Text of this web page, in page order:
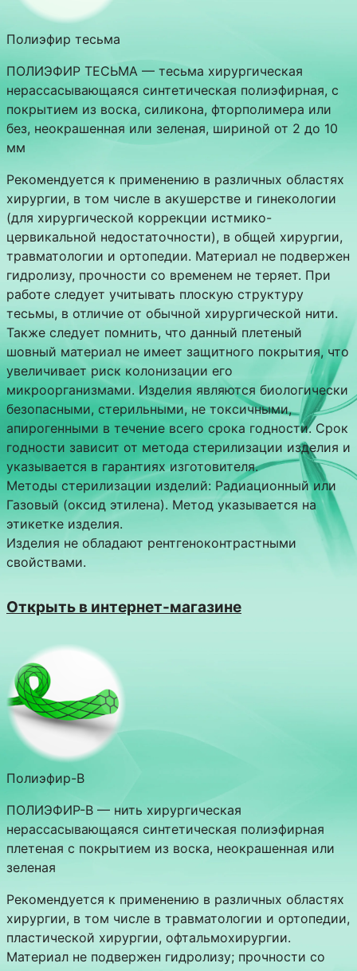
Полиэфир тесьма
ПОЛИЭФИР ТЕСЬМА — тесьма хирургическая
нерассасывающаяся синтетическая полиэфирная, с
покрытием из воска, силикона, фторполимера или
без, неокрашенная или зеленая, шириной от 2 до 10
мм
Рекомендуется к применению в различных областях
хирургии, в том числе в акушерстве и гинекологии
(для хирургической коррекции истмико-
цервикальной недостаточности), в общей хирургии,
травматологии и ортопедии. Материал не подвержен
гидролизу, прочности со временем не теряет. При
работе следует учитывать плоскую структуру
тесьмы, в отличие от обычной хирургической нити.
Также следует помнить, что данный плетеный
шовный материал не имеет защитного покрытия, что
увеличивает риск колонизации его
микроорганизмами. Изделия являются биологически
безопасными, стерильными, не токсичными,
апирогенными в течение всего срока годности. Срок
годности зависит от метода стерилизации изделия и
указывается в гарантиях изготовителя.
Методы стерилизации изделий: Радиационный или
Газовый (оксид этилена). Метод указывается на
этикетке изделия.
Изделия не обладают рентгеноконтрастными
свойствами.
Открыть в интернет-магазине
Полиэфир-В
ПОЛИЭФИР-В — нить хирургическая
нерассасывающаяся синтетическая полиэфирная
плетеная с покрытием из воска, неокрашенная или
зеленая
Рекомендуется к применению в различных областях
хирургии, в том числе в травматологии и ортопедии,
пластической хирургии, офтальмохирургии.
Материал не подвержен гидролизу; прочности со